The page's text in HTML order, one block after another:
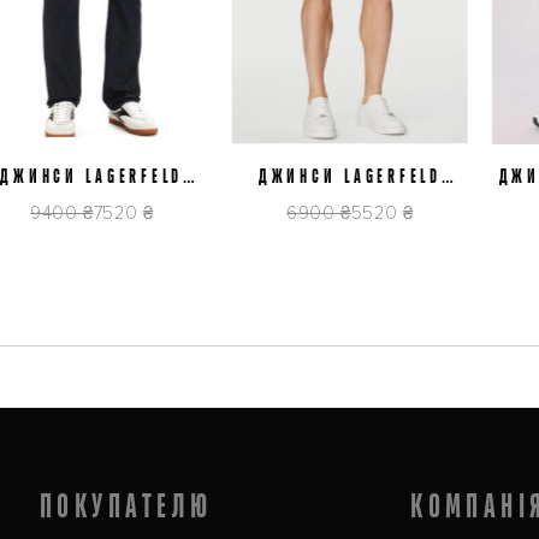
J32 J34J36 J40
LAGERFELD
9400 ₴7520 ₴
J32J36 J38
ДЖИНСИ LAGERFELD
6900 ₴5520 ₴
и интересные детали — такие вещи прослужат вам не один год и сделают
ПОКУПАТЕЛЮ КОМПАНІЯ